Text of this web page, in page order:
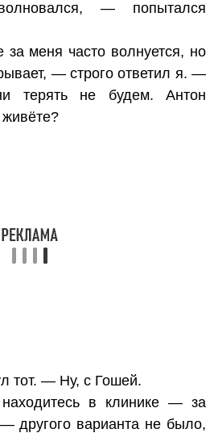
— попытался
меня часто волнуется, но
— строго ответил я. —
терять не будем. Антон
тот. — Ну, с Гошей.
в клинике — за
другого варианта не было,